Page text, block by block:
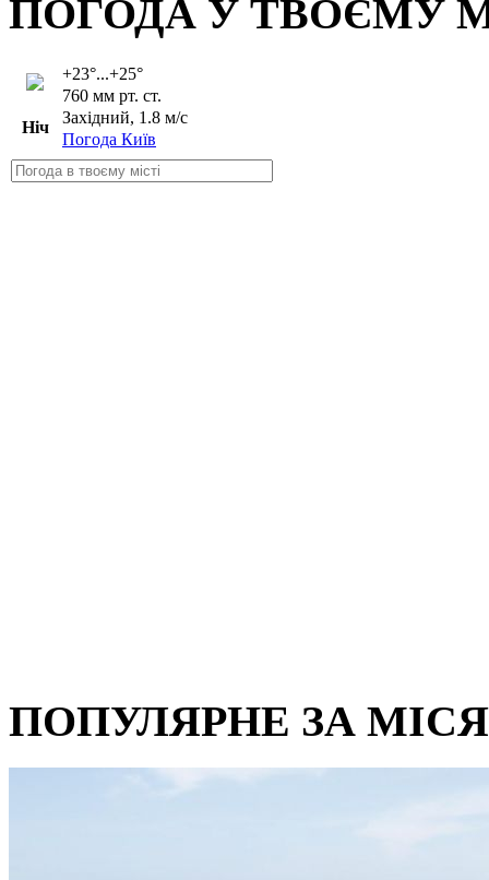
ПОГОДА У ТВОЄМУ
+23°...+25°
760 мм рт. ст.
Західний, 1.8 м/с
Погода Київ
Ніч
ПОПУЛЯРНЕ ЗА